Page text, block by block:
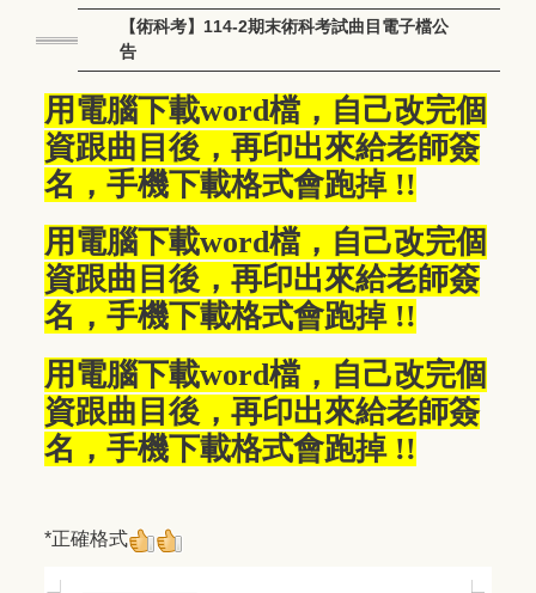
【術科考】114-2期末術科考試曲目電子檔公
告
用電腦下載word檔，自己改完個
資跟曲目後，再印出來給老師簽
名，手機下載格式會跑掉 !!
用電腦下載word檔，自己改完個
資跟曲目後，再印出來給老師簽
名，手機下載格式會跑掉 !!
用電腦下載word檔，自己改完個
資跟曲目後，再印出來給老師簽
名，手機下載格式會跑掉 !!
*正確格式